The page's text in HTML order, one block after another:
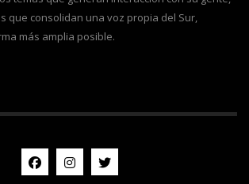
que consolidan una voz propia del Sur,
más amplia posible.